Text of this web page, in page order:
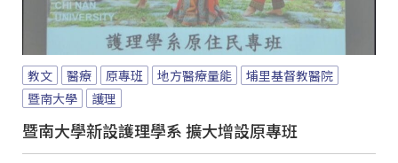
教文 醫療 原專班 地方醫療量能
埔里基督教醫院
暨南大學
護理
暨南大學新設護理學系 擴大增設原專班